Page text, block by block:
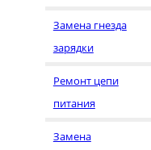
Замена гнезда
зарядки
Ремонт цепи
питания
Замена